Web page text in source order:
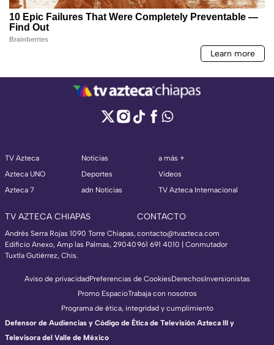
TV Azteca
Azteca UNO
Azteca 7
Noticias
Deportes
adn Noticias
a más +
Videos
TV Azteca Internacional
TV AZTECA CHIAPAS
Andrés Serra Rojas 1090 Torre Chiapas,
Edificio Anexo, Amp las Palmas, 29040
Tuxtla Gutiérrez, Chis.
CONTACTO
contacto@tvazteca.com
961 691 4010 | Conmutador
Aviso de privacidadPreferencias de CookiesDerechosInversionistas
Promo EspacioTrabaja con nosotros
Programa de ética, integridad y cumplimiento
Defensor de Audiencias y Código de Ética de Televisión Azteca III y
Televisora del Valle de México